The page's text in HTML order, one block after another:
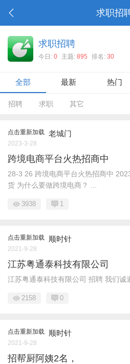
求职招
求职招聘
今日: 0 主题: 895 排名: 30
全部 最新 热门
招聘 求职 其它
点击重新加载 老城门
2023-3-28
跨境电商平台火热招商中
28-3 26 跨境电商平台火热招商中
货 为什么要做跨境电商？ ...
3938 1
点击重新加载 顺时针
2021-9-28
江苏粤通泰科技有限公司
江苏粤通泰科技有限公司 招聘 我们诚
2158 0
点击重新加载 顺时针
2021-9-28
招帮厨阿姨2名，